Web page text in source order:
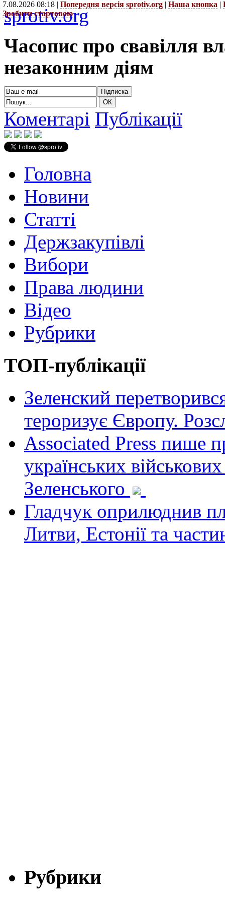
7.08.2026 08:18 | Попередня версія sprotiv.org | Наша кнопка |
Зробити стартовою
sprotiv.org
Часопис про свавілля
незаконним діям
Коментарі Публікації
Головна
Новини
Статті
Держзакупівлі
Вибори
Права людини
Відео
Рубрики
ТОП-публікації
Зеленский
тероризує Європу.
Associated Press пише
українських
Зеленського
Гладчук оприлюднив
Литви, Естонії та
Рубрики